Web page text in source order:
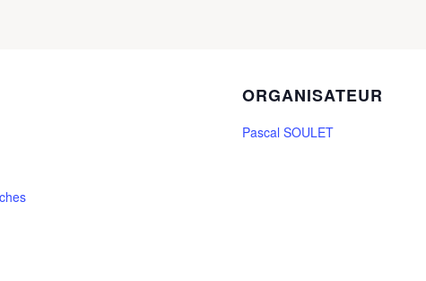
ORGANISATEUR
Pascal SOULET